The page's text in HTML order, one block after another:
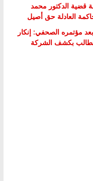
قضية الدكتور محمد
العادلة حق أصيل
مؤتمره الصحفي: إنكار
بكشف الشركة